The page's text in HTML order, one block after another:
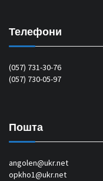
Телефони
(057) 731-30-76
(057) 730-05-97
Пошта
angolen@ukr.net
opkho1@ukr.net